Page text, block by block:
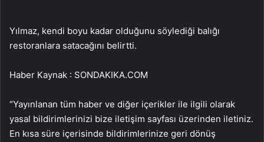
Yılmaz, kendi boyu kadar olduğunu söylediği balığı
restoranlara satacağını belirtti.
Haber Kaynak : SONDAKIKA.COM
“Yayınlanan tüm haber ve diğer içerikler ile ilgili olarak
yasal bildirimlerinizi bize iletişim sayfası üzerinden iletiniz.
En kısa süre içerisinde bildirimlerinize geri dönüş